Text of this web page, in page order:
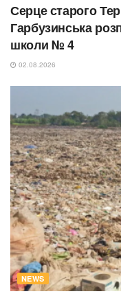
Серце старого
Гарбузинська
школи № 4
02.08.2026
NEWS